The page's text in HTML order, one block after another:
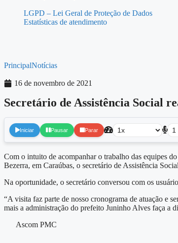
LGPD – Lei Geral de Proteção de Dados
Estatísticas de atendimento
PrincipalNotícias
16 de novembro de 2021
Secretário de Assistência Social
Iniciar Pausar Parar
Com o intuito de acompanhar o trabalho das equipes
Bezerra, em Caraúbas, o secretário de Assistência
Na oportunidade, o secretário conversou com os
“A visita faz parte de nosso cronograma de atuação e
mais a administração do prefeito Juninho Alves faça a
Ascom PMC